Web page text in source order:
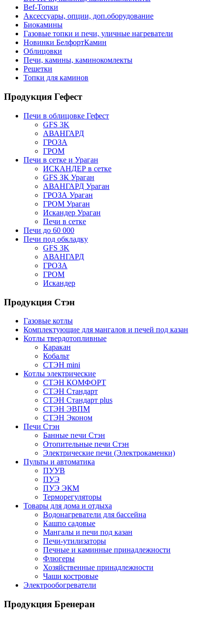
Bef-Топки
Аксессуары, опции, доп.оборудование
Биокамины
Газовые топки и печи, уличные нагреватели
Новинки БелфортКамин
Облицовки
Печи, камины, каминокомлекты
Решетки
Топки для каминов
Продукция Гефест
Печи в облицовке Гефест
GFS 3K
АВАНГАРД
ГРОЗА
ГРОМ
Печи в сетке и Ураган
ИСКАНДЕР в сетке
GFS ЗК Ураган
АВАНГАРД Ураган
ГРОЗА Ураган
ГРОМ Ураган
Искандер Ураган
Печи в сетке
Печи до 60 000
Печи под обкладку
GFS 3K
АВАНГАРД
ГРОЗА
ГРОМ
Искандер
Продукция Стэн
Газовые котлы
Комплектующие для мангалов и печей под казан
Котлы твердотопливные
Каракан
Кобальт
СТЭН mini
Котлы электрические
СТЭН КОМФОРТ
СТЭН Стандарт
СТЭН Стандарт plus
СТЭН ЭВПМ
СТЭН Эконом
Печи Стэн
Банные печи Стэн
Отопительные печи Стэн
Электрические печи (Электрокаменки)
Пульты и автоматика
ПУУВ
ПУЭ
ПУЭ ЭКМ
Терморегуляторы
Товары для дома и отдыха
Водонагреватели для бассейна
Кашпо садовые
Мангалы и печи под казан
Печи-утилизаторы
Печные и каминные принадлежности
Флюгеры
Хозяйственные принадлежности
Чаши костровые
Электрообогреватели
Продукция Бренеран